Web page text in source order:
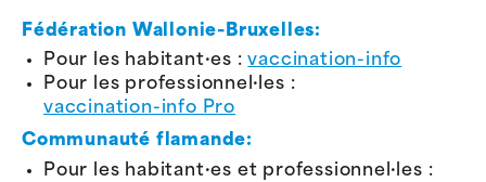
Fédération Wallonie-Bruxelles:
Pour les habitant·es :vaccination-info
Pour les professionnel·les :
vaccination-info Pro
Communauté flamande:
Pour les habitant·es et professionnel·les :